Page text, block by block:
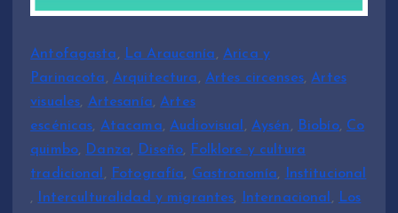
Antofagasta, La Araucanía, Arica y
Parinacota, Arquitectura, Artes circenses,Artes
visuales, Artesanía,Artes
escénicas, Atacama, Audiovisual , Aysén, Biobío, Co
quimbo, Danza, Diseño, Folklore y cultura
tradicional , Fotografía, Gastronomía,
Institucional
,
Interculturalidad y migrantes, Internacional , Los